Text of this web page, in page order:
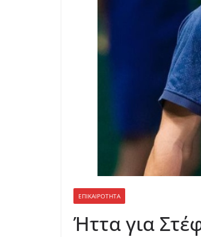
ΕΠΙΚΑΙΡΟΤΗΤΑ
Ήττα για